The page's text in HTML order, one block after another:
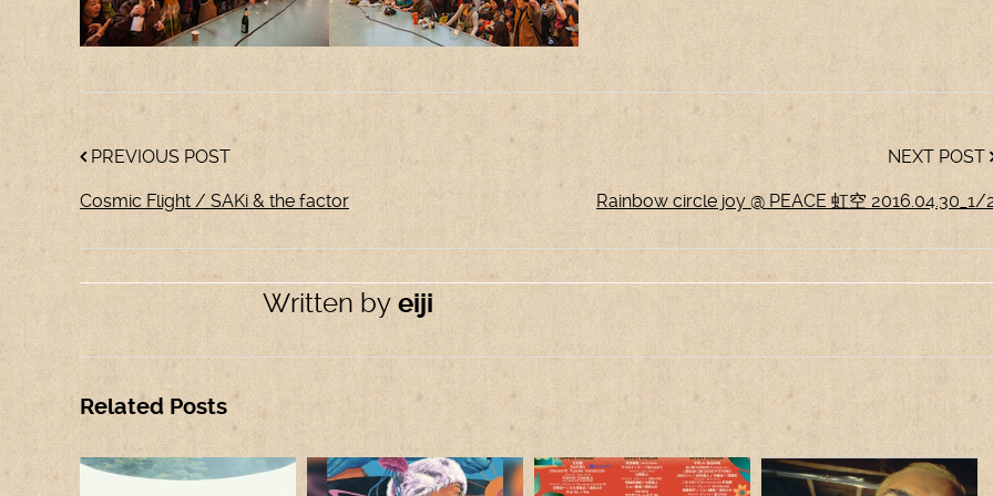
PREVIOUS POST
Cosmic Flight / SAKi & the factor
NEXT POST
Rainbow circle joy @ PEACE 虹空 2016.04.30_1/
Written by eiji
Related Posts